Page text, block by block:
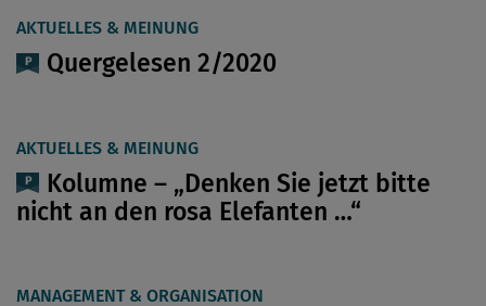
AKTUELLES & MEINUNG
Quergelesen 2/2020
AKTUELLES & MEINUNG
Kolumne – „Denken Sie jetzt bitte
nicht an den rosa Elefanten …“
MANAGEMENT & ORGANISATION